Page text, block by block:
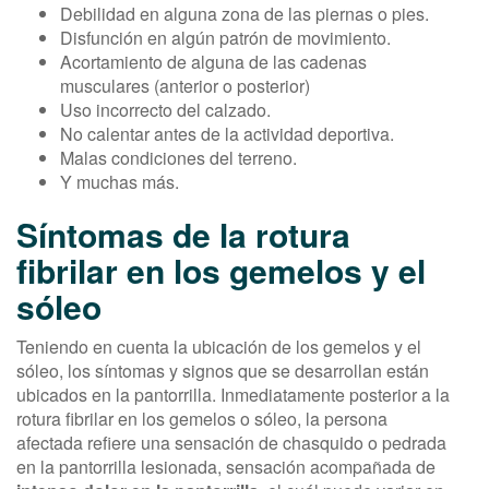
Debilidad en alguna zona de las piernas o pies.
Disfunción en algún patrón de movimiento.
Acortamiento de alguna de las cadenas
musculares (anterior o posterior)
Uso incorrecto del calzado.
No calentar antes de la actividad deportiva.
Malas condiciones del terreno.
Y muchas más.
Síntomas de la rotura
fibrilar en los gemelos y el
sóleo
Teniendo en cuenta la ubicación de los gemelos y el
sóleo, los síntomas y signos que se desarrollan están
ubicados en la pantorrilla. Inmediatamente posterior a la
rotura fibrilar en los gemelos o sóleo, la persona
afectada refiere una sensación de chasquido o pedrada
en la pantorrilla lesionada, sensación acompañada de